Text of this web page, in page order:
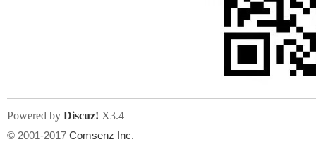
州
jpg, jpeg, gif, png
上传附件
Powered by Discuz! X3.4
© 2001-2017 Comsenz Inc.